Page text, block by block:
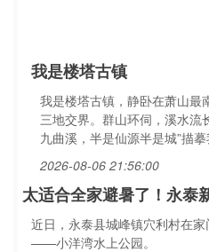
我是楼塔古镇
我是楼塔古镇，静卧在萧山最
三地交界。群山环伺，溪水流
九曲溪，半是仙源半是城”描
2026-08-06 21:56:00
太适合全家避暑了！永泰
近日，永泰县城峰镇穴利村在
——小洋湾水上公园。